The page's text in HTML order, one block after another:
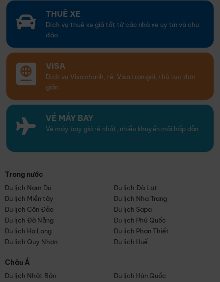
THUÊ XE
Dịch vụ thuê xe giá tốt từ các nhà xe uy tín và chu
đáo
VISA
Dịch vụ Visa nhanh, rẻ. Visa trọn gói, thủ tục đơn
giản
VÉ MÁY BAY
Vé máy bay giá rẻ nhất, nhiều khuyến mãi hấp dẫn
Trong nước
Du lịch Nam Du
Du lịch Đà Lạt
Du lịch Miền tây
Du lịch Nha Trang
Du lịch Côn Đảo
Du lịch Sapa
Du lịch Đà Nẵng
Du lịch Phú Quốc
Du lịch Hạ Long
Du lịch Phan Thiết
Du lịch Quy Nhơn
Du lịch Huế
Châu Á
Du lịch Nhật Bản
Du lịch Hàn Quốc